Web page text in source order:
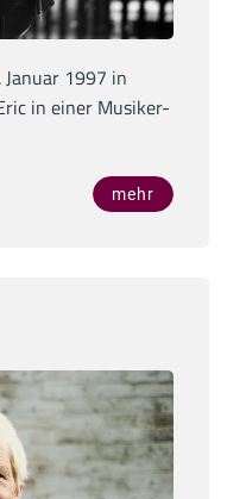
1997 in
in einer Musiker-
mehr